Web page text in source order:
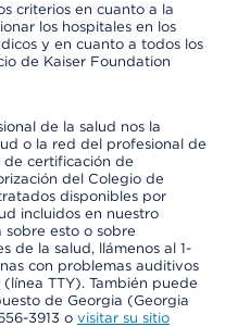
criterios en cuanto a la
los hospitales en los
y en cuanto a todos los
de Kaiser Foundation
de la salud nos la
o la red del profesional de
de certificación de
del Colegio de
disponibles por
incluidos en nuestro
esto o sobre
de la salud, llámenos al 1-
con problemas auditivos
(línea TTY). También puede
de Georgia (Georgia
3913 o visitar su sitio